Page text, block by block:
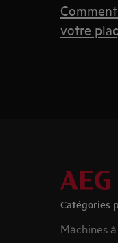
votre
Catégories
Machines